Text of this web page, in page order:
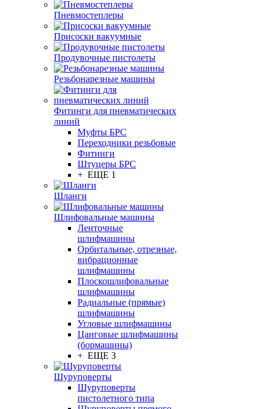
Пневмостеплеры
Присоски вакуумные
Продувочные пистолеты
Резьбонарезные машины
Фитинги для пневматических
линий
Муфты БРС
Переходники резьбовые
Фитинги
Штуцеры БРС
+ ЕЩЕ 1
Шланги
Шлифовальные машины
Ленточные
шлифмашины
Орбитальные, отрезные,
вибрационные
шлифмашины
Плоскошлифовальные
шлифмашины
Радиальные (прямые)
шлифмашины
Угловые шлифмашины
Цанговые шлифмашины
(бормашины)
+ ЕЩЕ 3
Шуруповерты
Шуруповерты
пистолетного типа